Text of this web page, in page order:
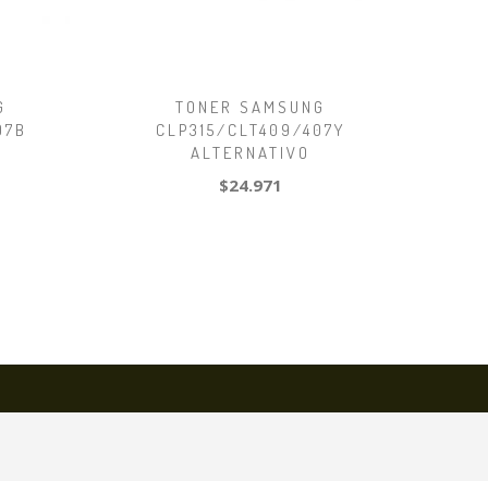
TONER SAMSUNG
CLP315/CLT409/407Y
ALTERNATIVO
$24.971